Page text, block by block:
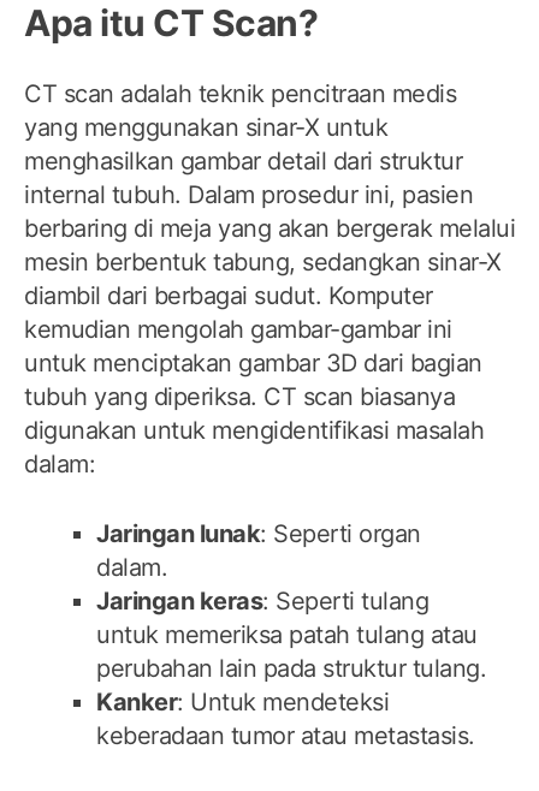
Apa itu CT Scan?
CT scan adalah teknik pencitraan medis
yang menggunakan sinar-X untuk
menghasilkan gambar detail dari struktur
internal tubuh. Dalam prosedur ini, pasien
berbaring di meja yang akan bergerak melalui
mesin berbentuk tabung, sedangkan sinar-X
diambil dari berbagai sudut. Komputer
kemudian mengolah gambar-gambar ini
untuk menciptakan gambar 3D dari bagian
tubuh yang diperiksa. CT scan biasanya
digunakan untuk mengidentifikasi masalah
dalam:
Jaringan lunak: Seperti organ
dalam.
Jaringan keras: Seperti tulang
untuk memeriksa patah tulang atau
perubahan lain pada struktur tulang.
Kanker: Untuk mendeteksi
keberadaan tumor atau metastasis.